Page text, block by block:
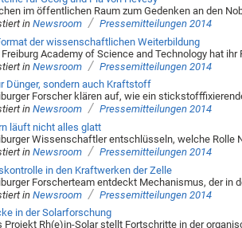
im öffentlichen Raum zum Gedenken an den
in Newsroom / Pressemitteilungen 2014
der wissenschaftlichen Weiterbildung
Freiburg Academy of Science and Technology hat
in Newsroom / Pressemitteilungen 2014
Dünger, sondern auch Kraftstoff
Forscher klären auf, wie ein
in Newsroom / Pressemitteilungen 2014
läuft nicht alles glatt
Wissenschaftler entschlüsseln, welche Rolle
in Newsroom / Pressemitteilungen 2014
in den Kraftwerken der Zelle
Forscherteam entdeckt Mechanismus, der
in Newsroom / Pressemitteilungen 2014
in der Solarforschung
Projekt Rh(e)in-Solar stellt Fortschritte in der